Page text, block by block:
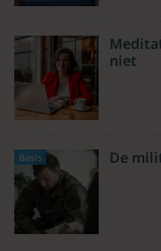
niet
Basis De